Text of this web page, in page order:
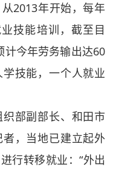
2013年开始，每年
技能培训，截至目
计今年劳务输出达60
技能，一个人就业
部副部长、和田市
，当地已建立起外
行转移就业：“外出